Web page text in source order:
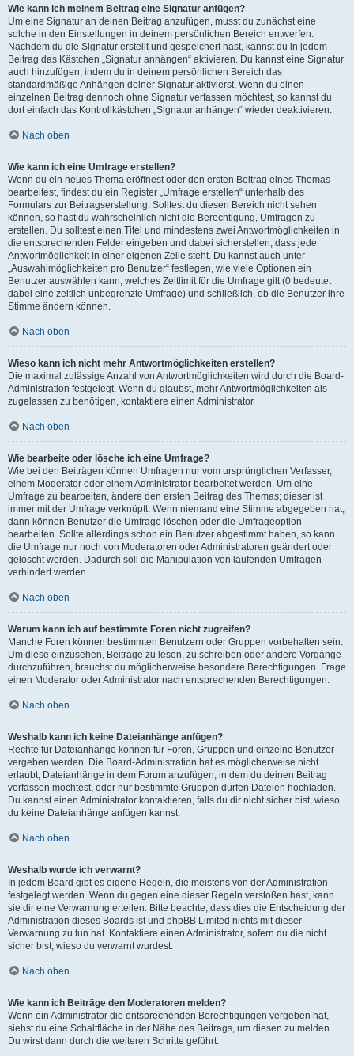
Wie kann ich meinem Beitrag eine Signatur anfügen?
Um eine Signatur an deinen Beitrag anzufügen, musst du zunächst eine
solche in den Einstellungen in deinem persönlichen Bereich entwerfen.
Nachdem du die Signatur erstellt und gespeichert hast, kannst du in jedem
Beitrag das Kästchen „Signatur anhängen“ aktivieren. Du kannst eine Signatur
auch hinzufügen, indem du in deinem persönlichen Bereich das
standardmäßige Anhängen deiner Signatur aktivierst. Wenn du einen
einzelnen Beitrag dennoch ohne Signatur verfassen möchtest, so kannst du
dort einfach das Kontrollkästchen „Signatur anhängen“ wieder deaktivieren.
Nach oben
Wie kann ich eine Umfrage erstellen?
Wenn du ein neues Thema eröffnest oder den ersten Beitrag eines Themas
bearbeitest, findest du ein Register „Umfrage erstellen“ unterhalb des
Formulars zur Beitragserstellung. Solltest du diesen Bereich nicht sehen
können, so hast du wahrscheinlich nicht die Berechtigung, Umfragen zu
erstellen. Du solltest einen Titel und mindestens zwei Antwortmöglichkeiten in
die entsprechenden Felder eingeben und dabei sicherstellen, dass jede
Antwortmöglichkeit in einer eigenen Zeile steht. Du kannst auch unter
„Auswahlmöglichkeiten pro Benutzer“ festlegen, wie viele Optionen ein
Benutzer auswählen kann, welches Zeitlimit für die Umfrage gilt (0 bedeutet
dabei eine zeitlich unbegrenzte Umfrage) und schließlich, ob die Benutzer ihre
Stimme ändern können.
Nach oben
Wieso kann ich nicht mehr Antwortmöglichkeiten erstellen?
Die maximal zulässige Anzahl von Antwortmöglichkeiten wird durch die Board-
Administration festgelegt. Wenn du glaubst, mehr Antwortmöglichkeiten als
zugelassen zu benötigen, kontaktiere einen Administrator.
Nach oben
Wie bearbeite oder lösche ich eine Umfrage?
Wie bei den Beiträgen können Umfragen nur vom ursprünglichen Verfasser,
einem Moderator oder einem Administrator bearbeitet werden. Um eine
Umfrage zu bearbeiten, ändere den ersten Beitrag des Themas; dieser ist
immer mit der Umfrage verknüpft. Wenn niemand eine Stimme abgegeben hat,
dann können Benutzer die Umfrage löschen oder die Umfrageoption
bearbeiten. Sollte allerdings schon ein Benutzer abgestimmt haben, so kann
die Umfrage nur noch von Moderatoren oder Administratoren geändert oder
gelöscht werden. Dadurch soll die Manipulation von laufenden Umfragen
verhindert werden.
Nach oben
Warum kann ich auf bestimmte Foren nicht zugreifen?
Manche Foren können bestimmten Benutzern oder Gruppen vorbehalten sein.
Um diese einzusehen, Beiträge zu lesen, zu schreiben oder andere Vorgänge
durchzuführen, brauchst du möglicherweise besondere Berechtigungen. Frage
einen Moderator oder Administrator nach entsprechenden Berechtigungen.
Nach oben
Weshalb kann ich keine Dateianhänge anfügen?
Rechte für Dateianhänge können für Foren, Gruppen und einzelne Benutzer
vergeben werden. Die Board-Administration hat es möglicherweise nicht
erlaubt, Dateianhänge in dem Forum anzufügen, in dem du deinen Beitrag
verfassen möchtest, oder nur bestimmte Gruppen dürfen Dateien hochladen.
Du kannst einen Administrator kontaktieren, falls du dir nicht sicher bist, wieso
du keine Dateianhänge anfügen kannst.
Nach oben
Weshalb wurde ich verwarnt?
In jedem Board gibt es eigene Regeln, die meistens von der Administration
festgelegt werden. Wenn du gegen eine dieser Regeln verstoßen hast, kann
sie dir eine Verwarnung erteilen. Bitte beachte, dass dies die Entscheidung der
Administration dieses Boards ist und phpBB Limited nichts mit dieser
Verwarnung zu tun hat. Kontaktiere einen Administrator, sofern du die nicht
sicher bist, wieso du verwarnt wurdest.
Nach oben
Wie kann ich Beiträge den Moderatoren melden?
Wenn ein Administrator die entsprechenden Berechtigungen vergeben hat,
siehst du eine Schaltfläche in der Nähe des Beitrags, um diesen zu melden.
Du wirst dann durch die weiteren Schritte geführt.